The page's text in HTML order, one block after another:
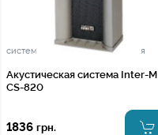
системы звукового оповещения
Акустическая система Inter-M
CS-820
1836 грн.